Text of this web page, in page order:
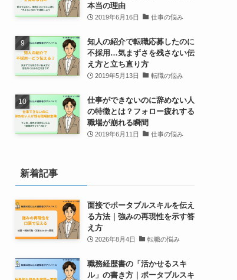
本当の理由
2019年6月16日 仕事の悩み
知人の紹介で転職応募したのに
不採用…気まずさを残さない伝
え方と立ち直り方
2019年5月13日 転職の悩み
仕事ができないのに辞めない人
の特徴とは？フォロー疲れする
職場が崩れる瞬間
2019年6月11日 仕事の悩み
新着記事
面接でポータブルスキルを伝え
る方法｜強みの再現性を示す答
え方
2026年8月4日 転職の悩み
職務経歴書の「活かせるスキ
ル」の書き方｜ポータブルスキ